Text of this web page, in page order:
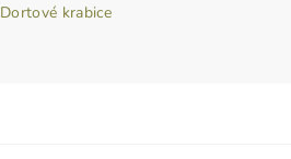
Dortové krabice